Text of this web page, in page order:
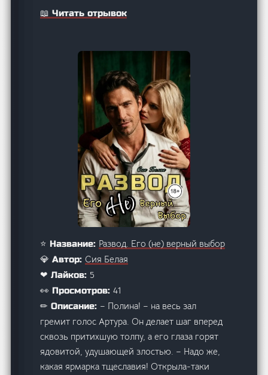
📖 Читать отрывок
⭐ Название: Развод. Его (не) верный выбор
💎 Автор:Сия Белая
❤ Лайков: 5
👀 Просмотров:41
✏ Описание: – Полина! – на весь зал
гремит голос Артура. Он делает шаг вперед
сквозь притихшую толпу, а его глаза горят
ядовитой, удушающей злостью. – Надо же,
какая ярмарка тщеславия! Открыла-таки